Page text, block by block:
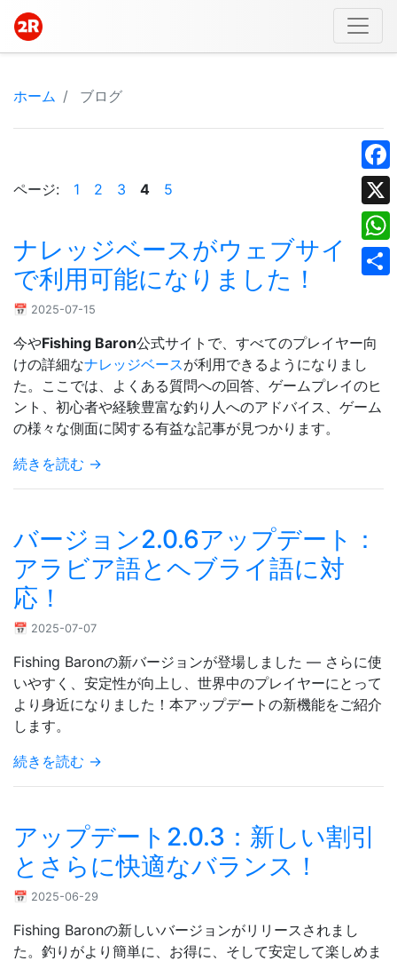
X
ホーム ブログ
ページ: 1 2 3 4 5
ナレッジベースがウェブサイト
で利用可能になりました！
📅 2025-07-15
今やFishing Baron公式サイトで、すべてのプレイヤー向
けの詳細なナレッジベースが利用できるようになりまし
た。ここでは、よくある質問への回答、ゲームプレイのヒ
ント、初心者や経験豊富な釣り人へのアドバイス、ゲーム
の様々な側面に関する有益な記事が見つかります。
続きを読む →
バージョン2.0.6アップデート：
アラビア語とヘブライ語に対
応！
📅 2025-07-07
Fishing Baronの新バージョンが登場しました — さらに使
いやすく、安定性が向上し、世界中のプレイヤーにとって
より身近になりました！本アップデートの新機能をご紹介
します。
続きを読む →
アップデート2.0.3：新しい割引
とさらに快適なバランス！
📅 2025-06-29
Fishing Baronの新しいバージョンがリリースされまし
た。釣りがより簡単に、お得に、そして安定して楽しめま